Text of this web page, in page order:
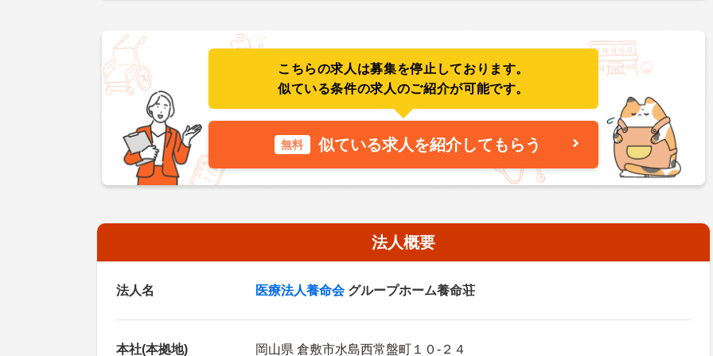
こちらの求人は募集を停止しております。
似ている条件の求人のご紹介が可能です。
無料 似ている求人を紹介してもらう
法人概要
法人名 医療法人養命会 グループホーム養命荘
本社(本拠地) 岡山県 倉敷市水島西常盤町１０-２４